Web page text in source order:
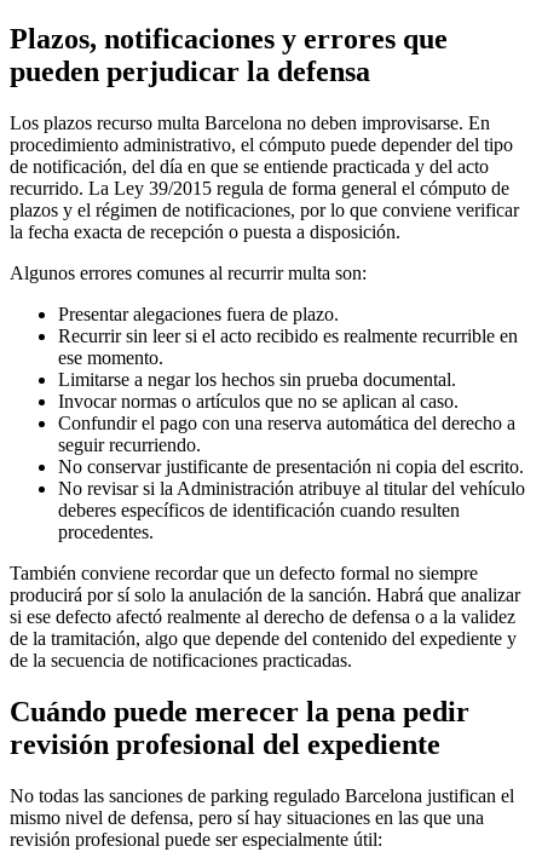
Plazos, notificaciones y errores que
pueden perjudicar la defensa
Los plazos recurso multa Barcelona no deben improvisarse. En
procedimiento administrativo, el cómputo puede depender del tipo
de notificación, del día en que se entiende practicada y del acto
recurrido. La Ley 39/2015 regula de forma general el cómputo de
plazos y el régimen de notificaciones, por lo que conviene verificar
la fecha exacta de recepción o puesta a disposición.
Algunos errores comunes al recurrir multa son:
Presentar alegaciones fuera de plazo.
Recurrir sin leer si el acto recibido es realmente recurrible en
ese momento.
Limitarse a negar los hechos sin prueba documental.
Invocar normas o artículos que no se aplican al caso.
Confundir el pago con una reserva automática del derecho a
seguir recurriendo.
No conservar justificante de presentación ni copia del escrito.
No revisar si la Administración atribuye al titular del vehículo
deberes específicos de identificación cuando resulten
procedentes.
También conviene recordar que un defecto formal no siempre
producirá por sí solo la anulación de la sanción. Habrá que analizar
si ese defecto afectó realmente al derecho de defensa o a la validez
de la tramitación, algo que depende del contenido del expediente y
de la secuencia de notificaciones practicadas.
Cuándo puede merecer la pena pedir
revisión profesional del expediente
No todas las sanciones de parking regulado Barcelona justifican el
mismo nivel de defensa, pero sí hay situaciones en las que una
revisión profesional puede ser especialmente útil: